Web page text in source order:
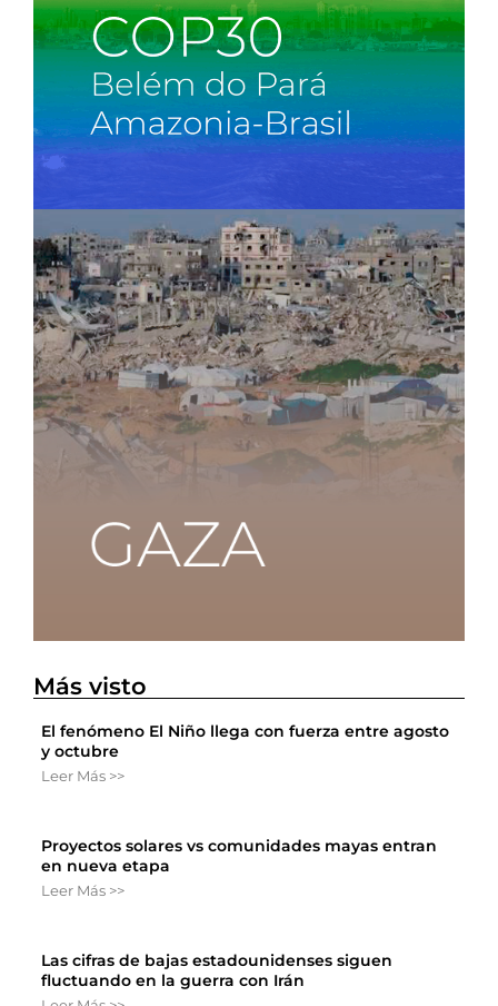
Más visto
El fenómeno El Niño llega con fuerza entre agosto
y octubre
Leer Más >>
Proyectos solares vs comunidades mayas entran
en nueva etapa
Leer Más >>
Las cifras de bajas estadounidenses siguen
fluctuando en la guerra con Irán